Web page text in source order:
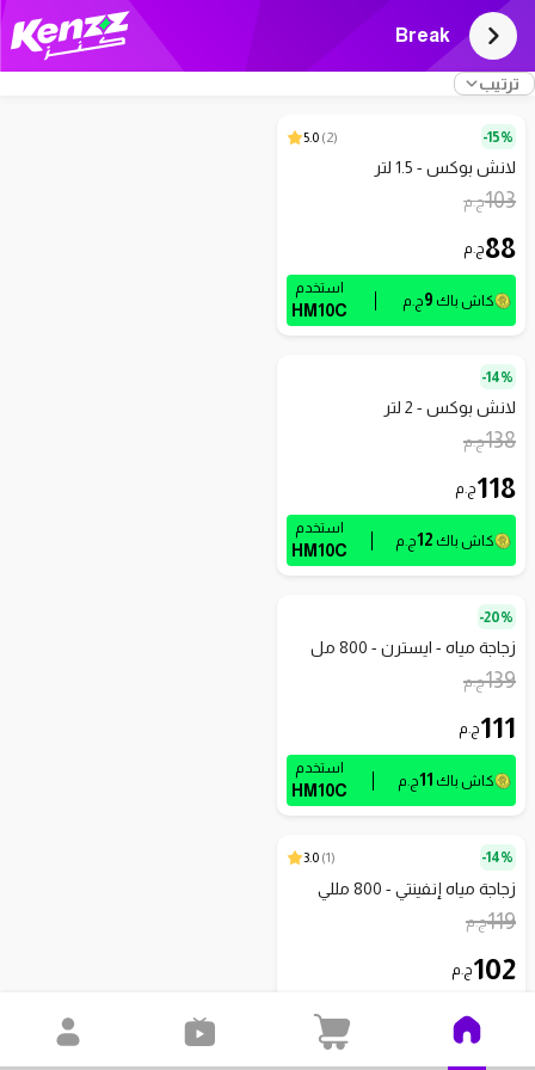
Break
ترتيب
15%-
(
2
)
5.0
لانش بوكس - 1.5 لتر
103ج.م
88ج.م
كاش باك 9ج.م
استخدم
HM10C
14%-
لانش بوكس - 2 لتر
138ج.م
118ج.م
كاش باك 12ج.م
استخدم
HM10C
20%-
زجاجة مياه - ايسترن - 800 مل
139ج.م
111ج.م
كاش باك 11ج.م
استخدم
HM10C
14%-
(
1
)
3.0
زجاجة مياه إنفينتي - 800 مللي
119ج.م
102ج.م
كاش باك HM10C